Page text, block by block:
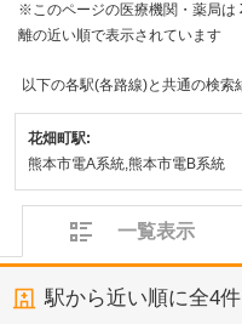
※このページの医療機関・薬局は
離の近い順で表示されています
以下の各駅(各路線)と共通の検索
花畑町駅:
熊本市電A系統,熊本市電B系統
一覧表示
駅から近い順に全4